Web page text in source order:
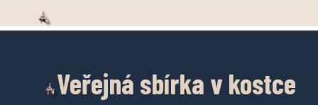
Veřejná sbírka v kostce